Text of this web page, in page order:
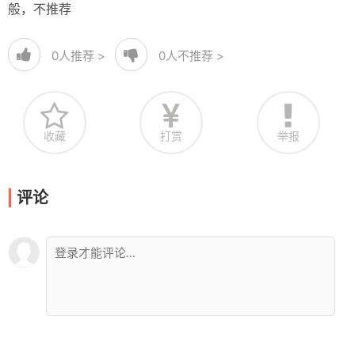
般，不推荐
0人推荐 > 0人不推荐 >
收藏 打赏 举报
评论